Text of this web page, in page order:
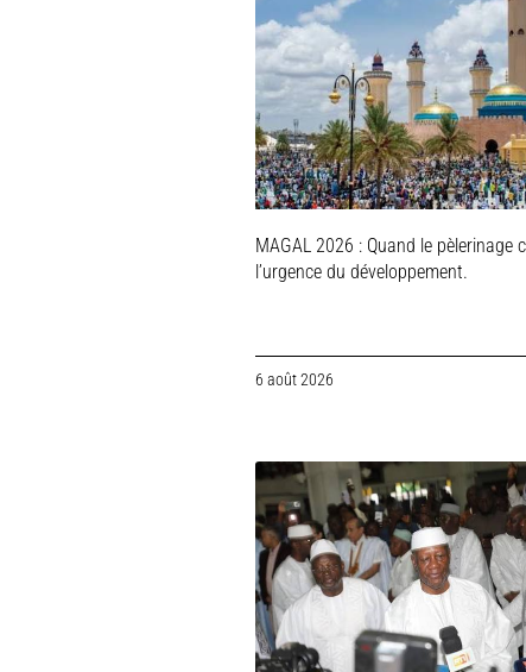
MAGAL 2026 : Quand le pèlerinage
l’urgence du développement.
6 août 2026